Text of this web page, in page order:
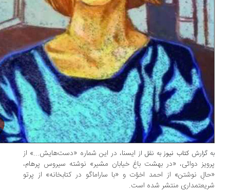
گزارش کتاب نیوز به نقل از ایسنا، در این شماره «دست‌هایش...» از
دوائی، «در بهشت باغ خیابان مشیر» نوشته سیروس پرهام،
نوشتن» از احمد اخوّت و «با ساراماگو در کتابخانه» از پرتو
منتشر شده است.